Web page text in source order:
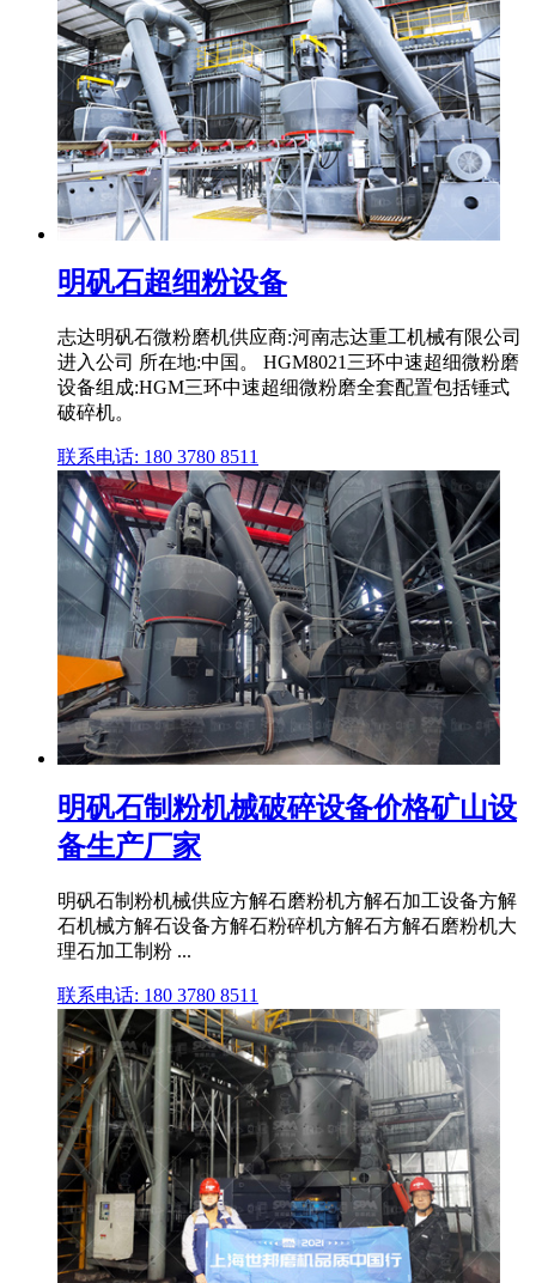
明矾石超细粉设备
志达明矾石微粉磨机供应商:河南志达重工机械有限公司
进入公司 所在地:中国。 HGM8021三环中速超细微粉磨
设备组成:HGM三环中速超细微粉磨全套配置包括锤式
破碎机。
联系电话: 180 3780 8511
明矾石制粉机械破碎设备价格矿山设
备生产厂家
明矾石制粉机械供应方解石磨粉机方解石加工设备方解
石机械方解石设备方解石粉碎机方解石方解石磨粉机大
理石加工制粉 ...
联系电话: 180 3780 8511